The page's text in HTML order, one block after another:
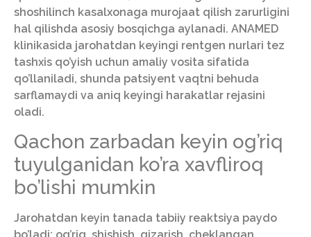
shoshilinch kasalxonaga murojaat qilish zarurligini
hal qilishda asosiy bosqichga aylanadi. ANAMED
klinikasida jarohatdan keyingi rentgen nurlari tez
tashxis qo’yish uchun amaliy vosita sifatida
qo’llaniladi, shunda patsiyent vaqtni behuda
sarflamaydi va aniq keyingi harakatlar rejasini
oladi.
Qachon zarbadan keyin og’riq
tuyulganidan ko’ra xavfliroq
bo’lishi mumkin
Jarohatdan keyin tanada tabiiy reaktsiya paydo